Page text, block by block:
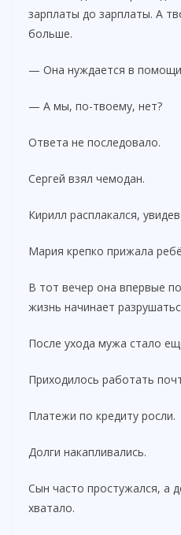
зарплаты до зарплаты. А
больше.
— Она нуждается в
— А мы, по-твоему, нет?
Ответа не последовало.
Сергей взял чемодан.
Кирилл расплакался,
Мария крепко прижала
В тот вечер она впервые
жизнь начинает
После ухода мужа стало
Приходилось работать
Платежи по кредиту росли.
Долги накапливались.
Сын часто простужался, а
хватало.